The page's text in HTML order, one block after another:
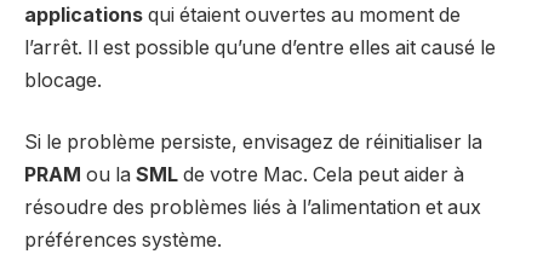
applications qui étaient ouvertes au moment de
l’arrêt. Il est possible qu’une d’entre elles ait causé le
blocage.
Si le problème persiste, envisagez de réinitialiser la
PRAM ou la SML de votre Mac. Cela peut aider à
résoudre des problèmes liés à l’alimentation et aux
préférences système.